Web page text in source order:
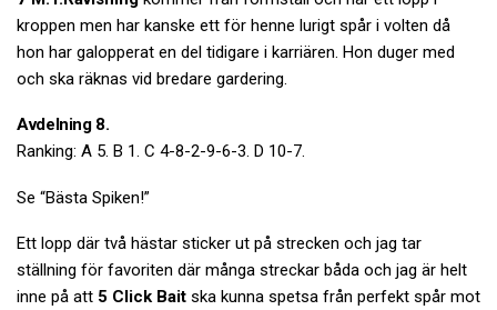
kroppen men har kanske ett för henne lurigt spår i volten då
hon har galopperat en del tidigare i karriären. Hon duger med
och ska räknas vid bredare gardering.
Avdelning 8.
Ranking: A 5. B 1. C 4-8-2-9-6-3. D 10-7.
Se “Bästa Spiken!”
Ett lopp där två hästar sticker ut på strecken och jag tar
ställning för favoriten där många streckar båda och jag är helt
inne på att 5 Click Bait ska kunna spetsa från perfekt spår mot